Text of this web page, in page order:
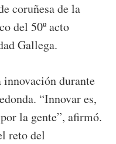
coruñesa de la
del 50º acto
Gallega.
durante
“Innovar es,
la gente”, afirmó.
reto del